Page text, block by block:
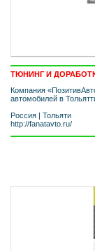
ТЮНИНГ И
Компания
автомобилей в
Россия | Тольяти
http://fanatavto.ru/